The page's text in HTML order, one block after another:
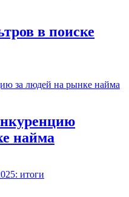
в поиске
найма